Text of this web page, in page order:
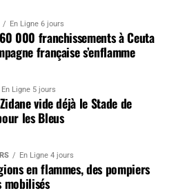
En Ligne 6 jours
000 franchissements à Ceuta
française s’enflamme
En Ligne 5 jours
vide déjà le Stade de
les Bleus
En Ligne 4 jours
en flammes, des pompiers